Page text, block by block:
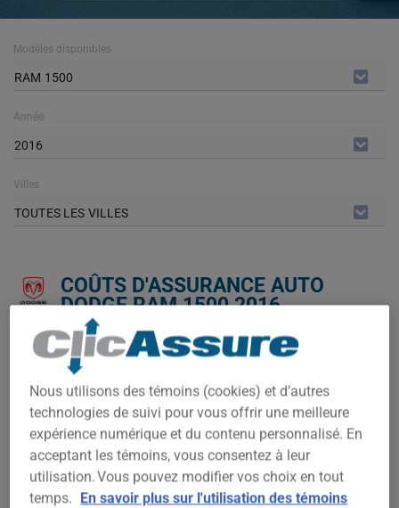
Modèles disponibles
RAM 1500
Année
2016
Villes
TOUTES LES VILLES
COÛTS D'ASSURANCE AUTO
DODGE RAM 1500 2016.
Nous n'avons pas encore suffisamment de données
d'assurance auto pour ce véhicule.
Essayez un autre modèle ou une autre année, ou
commencez une soumission pour un prix personnalisé.
Pour trouver la meilleur assurance pour votre véhicule DODGE
RAM 1500 2016, il est plus important que jamais de comparer
les options disponibles.
Nous utilisons des témoins (cookies) et d’autres
technologies de suivi pour vous offrir une meilleure
expérience numérique et du contenu personnalisé. En
acceptant les témoins, vous consentez à leur
utilisation. Vous pouvez modifier vos choix en tout
temps. En savoir plus sur l'utilisation des témoins